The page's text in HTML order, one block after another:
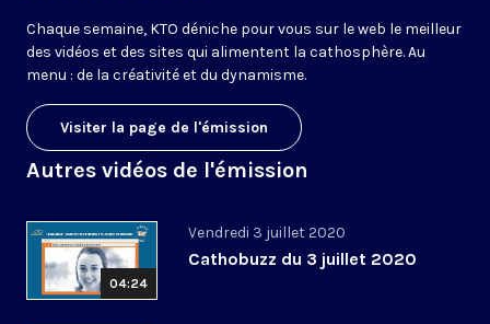
Chaque semaine, KTO déniche pour vous sur le web le meilleur
des vidéos et des sites qui alimentent la cathosphère. Au
menu : de la créativité et du dynamisme.
Visiter la page de l'émission
Autres vidéos de l'émission
04:24
Vendredi 3 juillet 2020
Cathobuzz du 3 juillet 2020